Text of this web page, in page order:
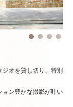
オを貸し切り、特別
ョン豊かな撮影が叶い